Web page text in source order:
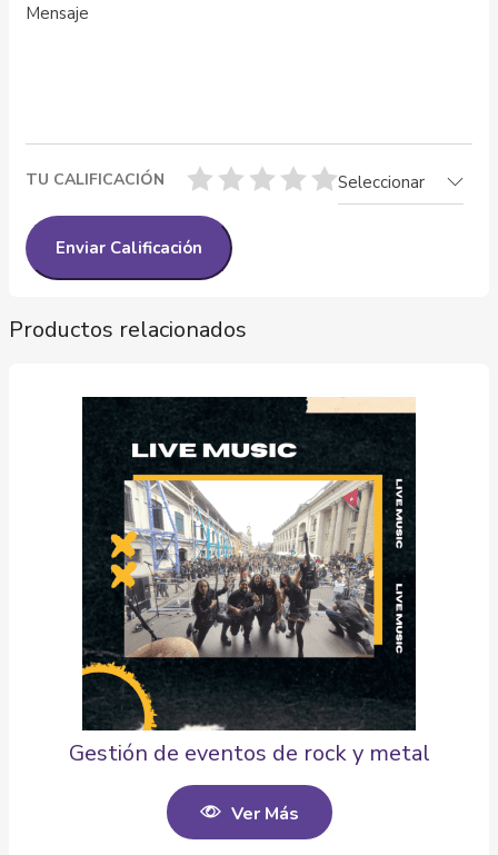
TU CALIFICACIÓN Seleccionar
Productos relacionados
Gestión de eventos de rock y metal
Ver Más